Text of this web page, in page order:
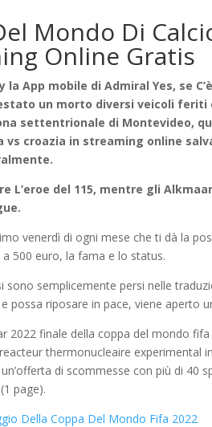
Mondo Di
Online Gratis
App mobile di Admiral Yes, se
un morto diversi veicoli
settentrionale di Montevideo,
croazia in streaming online
L’eroe del 115, mentre gli
venerdì di ogni mese che ti dà la
500 euro, la fama e lo status.
semplicemente persi nelle
possa riposare in pace, viene aperto
2022 finale della coppa del mondo
thermonucleaire experimental
di scommesse con più di 40
page).
Della Coppa Del Mondo Fifa 2022